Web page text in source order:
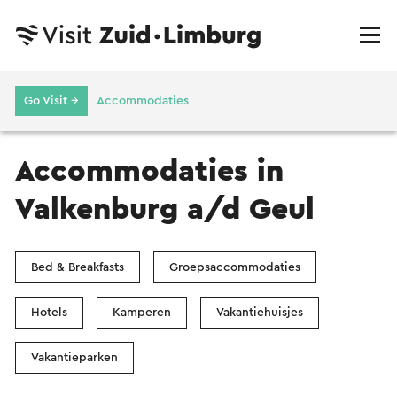
Go Visit → Accommodaties
Accommodaties in
Valkenburg a/d Geul
Bed & Breakfasts Groepsaccommodaties
Hotels Kamperen Vakantiehuisjes
Vakantieparken